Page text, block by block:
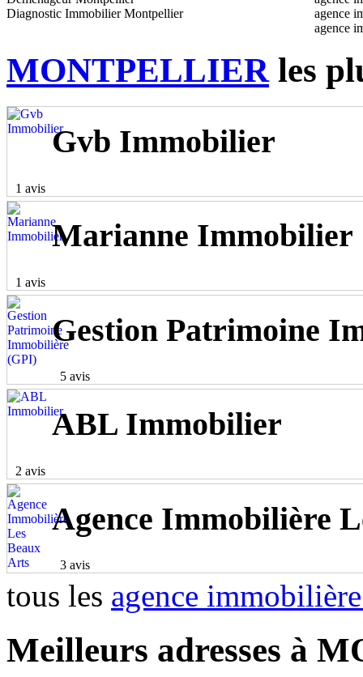
Diagnostic Immobilier Montpellier
agence
agence
MONTPELLIERles
Gvb Immobilier
1 avis
Marianne Immobilier
1 avis
Gestion Patrimoine
5 avis
ABL Immobilier
2 avis
Agence Immobilière
3 avis
tous les agence
Meilleurs adresses à